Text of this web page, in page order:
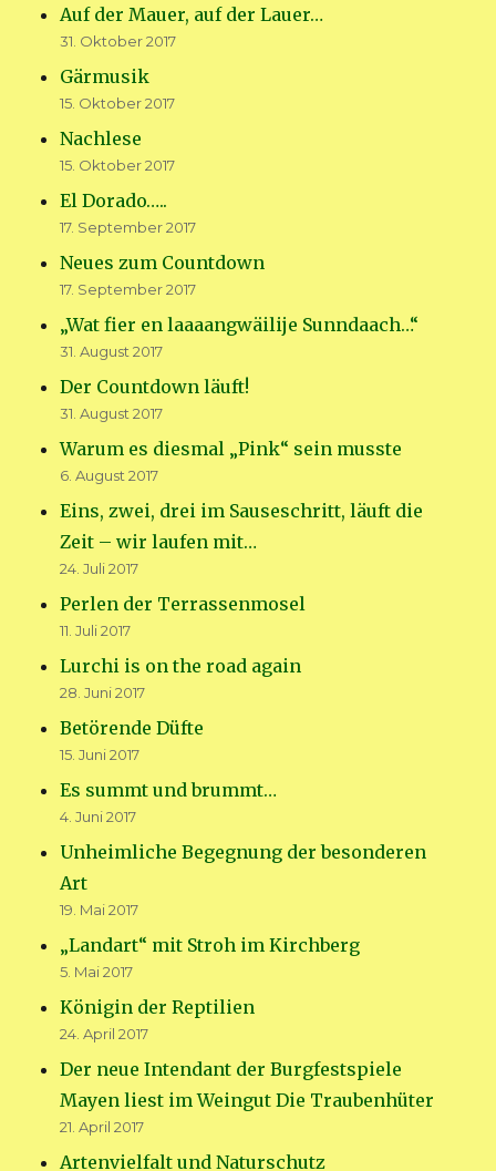
Auf der Mauer, auf der Lauer…
31. Oktober 2017
Gärmusik
15. Oktober 2017
Nachlese
15. Oktober 2017
El Dorado…..
17. September 2017
Neues zum Countdown
17. September 2017
„Wat fier en laaaangwäilije Sunndaach…“
31. August 2017
Der Countdown läuft!
31. August 2017
Warum es diesmal „Pink“ sein musste
6. August 2017
Eins, zwei, drei im Sauseschritt, läuft die
Zeit – wir laufen mit…
24. Juli 2017
Perlen der Terrassenmosel
11. Juli 2017
Lurchi is on the road again
28. Juni 2017
Betörende Düfte
15. Juni 2017
Es summt und brummt…
4. Juni 2017
Unheimliche Begegnung der besonderen
Art
19. Mai 2017
„Landart“ mit Stroh im Kirchberg
5. Mai 2017
Königin der Reptilien
24. April 2017
Der neue Intendant der Burgfestspiele
Mayen liest im Weingut Die Traubenhüter
21. April 2017
Artenvielfalt und Naturschutz